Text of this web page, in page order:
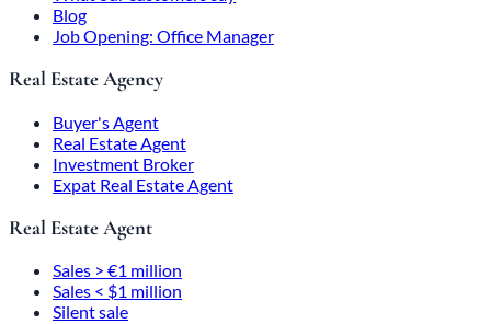
Blog
Job Opening: Office Manager
Real Estate Agency
Buyer's Agent
Real Estate Agent
Investment Broker
Expat Real Estate Agent
Real Estate Agent
Sales > €1 million
Sales < $1 million
Silent sale